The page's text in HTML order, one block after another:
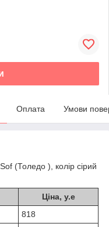
Оплата Умови
(Толедо ), колір сірий
Ціна, у.е
818